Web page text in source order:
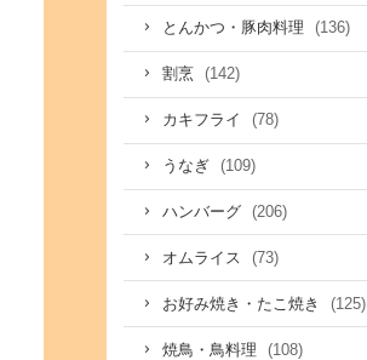
とんかつ・豚肉料理 (136)
割烹 (142)
カキフライ (78)
うなぎ (109)
ハンバーグ (206)
オムライス (73)
お好み焼き・たこ焼き (125)
焼鳥・鳥料理 (108)